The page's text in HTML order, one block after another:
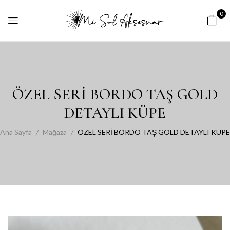
0
ÖZEL SERİ BORDO TAŞ GOLD
DETAYLI KÜPE
Ana Sayfa Mağaza ÖZEL SERİ BORDO TAŞ GOLD DETAYLI KÜPE